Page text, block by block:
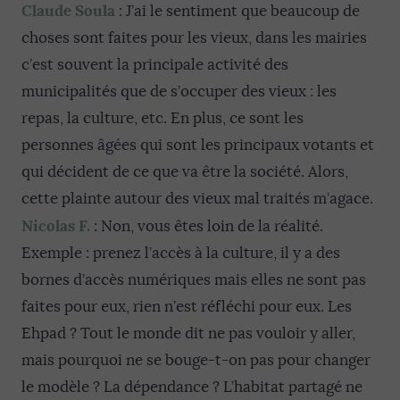
Claude Soula : J’ai le sentiment que beaucoup de
choses sont faites pour les vieux, dans les mairies
c’est souvent la principale activité des
municipalités que de s’occuper des vieux : les
repas, la culture, etc. En plus, ce sont les
personnes âgées qui sont les principaux votants et
qui décident de ce que va être la société. Alors,
cette plainte autour des vieux mal traités m’agace.
Nicolas F. : Non, vous êtes loin de la réalité.
Exemple : prenez l’accès à la culture, il y a des
bornes d’accès numériques mais elles ne sont pas
faites pour eux, rien n’est réfléchi pour eux. Les
Ehpad ? Tout le monde dit ne pas vouloir y aller,
mais pourquoi ne se bouge-t-on pas pour changer
le modèle ? La dépendance ? L’habitat partagé ne